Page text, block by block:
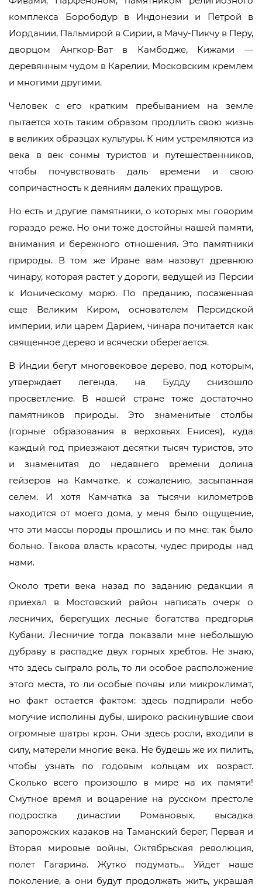
комплекса Борободур в Индонезии и Петрой в
Иордании, Пальмирой в Сирии, в Мачу-Пикчу в Перу,
дворцом Ангкор-Ват в Камбодже, Кижами —
деревянным чудом в Карелии, Московским кремлем
и многими другими.
Человек с его кратким пребыванием на земле
пытается хоть таким образом продлить свою жизнь
в великих образцах культуры. К ним устремляются из
века в век сонмы туристов и путешественников,
чтобы почувствовать даль времени и свою
сопричастность к деяниям далеких пращуров.
Но есть и другие памятники, о которых мы говорим
гораздо реже. Но они тоже достойны нашей памяти,
внимания и бережного отношения. Это памятники
природы. В том же Иране вам назовут древнюю
чинару, которая растет у дороги, ведущей из Персии
к Ионическому морю. По преданию, посаженная
еще Великим Киром, основателем Персидской
империи, или царем Дарием, чинара почитается как
священное дерево и всячески оберегается.
В Индии бегут многовековое дерево, под которым,
утверждает легенда, на Будду снизошло
просветление. В нашей стране тоже достаточно
памятников природы. Это знаменитые столбы
(горные образования в верховьях Енисея), куда
каждый год приезжают десятки тысяч туристов, это
и знаменитая до недавнего времени долина
гейзеров на Камчатке, к сожалению, засыпанная
селем. И хотя Камчатка за тысячи километров
находится от моего дома, у меня было ощущение,
что эти массы породы прошлись и по мне: так было
больно. Такова власть красоты, чудес природы над
нами.
Около трети века назад по заданию редакции я
приехал в Мостовский район написать очерк о
лесничих, берегущих лесные богатства предгорья
Кубани. Лесничие тогда показали мне небольшую
дубраву в распадке двух горных хребтов. Не знаю,
что здесь сыграло роль, то ли особое расположение
этого места, то ли особые почвы или микроклимат,
но факт остается фактом: здесь подпирали небо
могучие исполины дубы, широко раскинувшие свои
огромные шатры крон. Они здесь росли, входили в
силу, матерели многие века. Не будешь же их пилить,
чтобы узнать по годовым кольцам их возраст.
Сколько всего произошло в мире на их памяти!
Смутное время и воцарение на русском престоле
подростка династии Романовых, высадка
запорожских казаков на Таманский берег, Первая и
Вторая мировые войны, Октябрьская революция,
полет Гагарина. Жутко подумать… Уйдет наше
поколение, а они будут продолжать жить, украшая